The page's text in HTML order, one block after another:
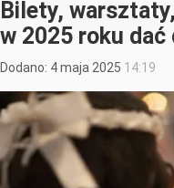
Bilety,
w 2025 roku dać
Dodano: 4maja 2025 14:19